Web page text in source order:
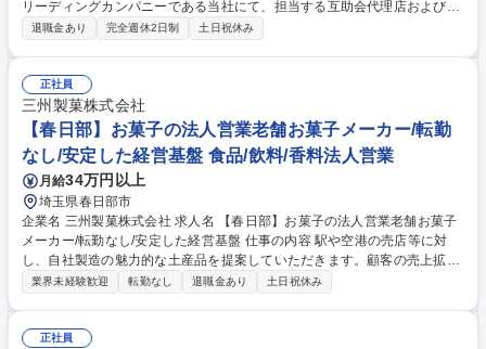
リーディングカンパニーである当社にて、担当する互助会代理店および所
属募集人(互助会代理店の社員)の販売指導・販売促進をお任せします。飛
導：提案プロセスや商談の進め方をアドバイス■現場同行サポート：募集
人に同行し、実際の商談をサポート。クロージング技術などを現場で伝授
します。■代理店との関係づくり：責任者の方と販売方針を相談し、共に
成長を目指すパートナーシップを築きます。 ◎「売る」より「教える」商
談サポートを期待します。 募集職種 栃木県南部・茨城県西部【既存代理
店支援営業(葬儀用保険)】直行直帰/支援プロ
退職金あり 完全週休2日制 土日祝休み
正社員
三州製菓株式会社
【春日部】お菓子の法人営業老舗お菓子メーカー/転勤
なし/安定した経営基盤 食品/飲料/香料法人営業
月給34万円以上
埼玉県春日部市
企業名 三州製菓株式会社 求人名 【春日部】お菓子の法人営業老舗お菓子
メーカー/転勤なし/安定した経営基盤 仕事の内容 駅や空港の売店等に対
し、自社製造の魅力的な土産品を提案していただきます。顧客の売上拡大
という価値を提供し、当社のブランドを全国に広める重要なミッションを
施策の立案 ◆顧客の客層や季節のトレンドを多角的に分析した上での、売
業界未経験歓迎 転勤なし 退職金あり 土日祝休み
正社員